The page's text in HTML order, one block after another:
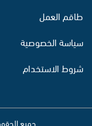
طاقم العمل
سياسة الخصوصية
شروط الاستخدام
جميع الحقوق